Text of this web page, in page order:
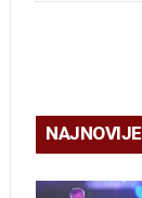
NAJNOVIJE